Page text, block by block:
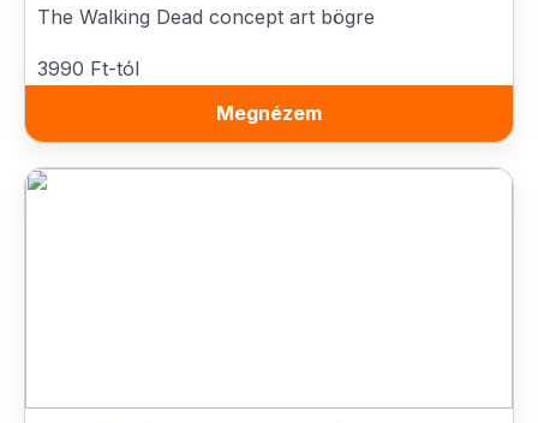
The Walking Dead concept art bögre
3990 Ft-tól
Megnézem